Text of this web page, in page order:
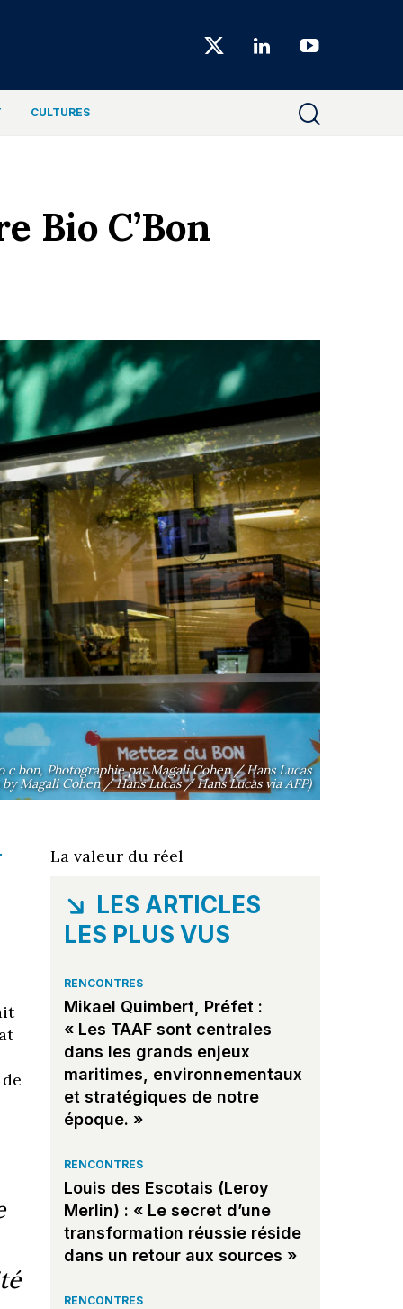
Choiseul
CULTURES
Bio C’Bon
bon, Photographie par Magali Cohen / Hans Lucas
by Magali Cohen / Hans Lucas / Hans Lucas via AFP)
La valeur du réel
LES ARTICLES
LES PLUS VUS
RENCONTRES
Mikael Quimbert, Préfet :
« Les TAAF sont centrales
dans les grands enjeux
maritimes, environnementaux
et stratégiques de notre
époque. »
RENCONTRES
Louis des Escotais (Leroy
Merlin) : « Le secret d’une
transformation réussie réside
dans un retour aux sources »
RENCONTRES